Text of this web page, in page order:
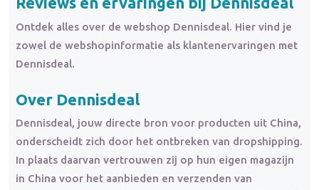
Ontdek alles over de webshop Dennisdeal. Hier vind je
zowel de webshopinformatie als klantenervaringen met
Dennisdeal.
Over Dennisdeal
Dennisdeal, jouw directe bron voor producten uit China,
onderscheidt zich door het ontbreken van dropshipping.
In plaats daarvan vertrouwen zij op hun eigen magazijn
in China voor het aanbieden en verzenden van